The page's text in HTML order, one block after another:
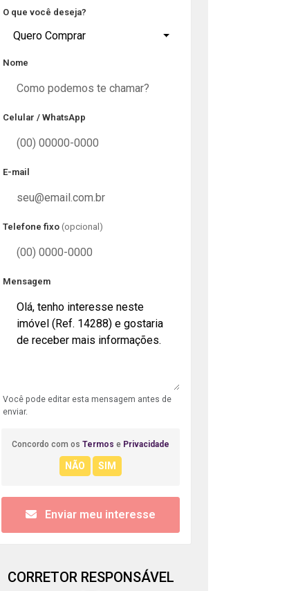
O que você deseja?
Quero Comprar
Nome
Celular / WhatsApp
E-mail
Telefone fixo (opcional)
Mensagem
Você pode editar esta mensagem antes de
enviar.
Concordo com os Termos e Privacidade
Enviar meu interesse
CORRETOR RESPONSÁVEL